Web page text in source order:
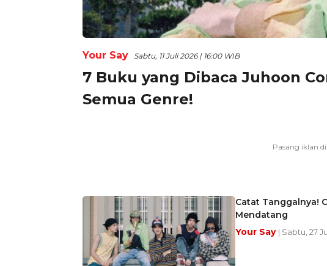
Your Say Sabtu, 11 Juli 2026 | 16:00 WIB
7 Buku yang Dibaca Juhoon
Semua Genre!
Catat Tanggalnya!
Mendatang
Your Say | Sabtu, 27